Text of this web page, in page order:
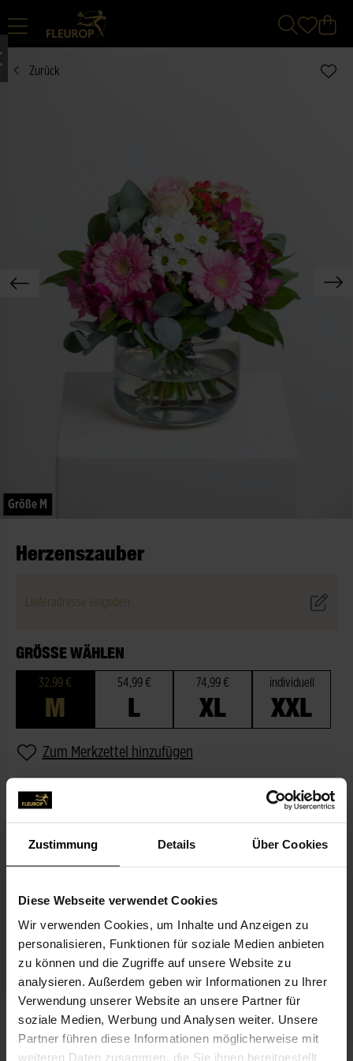
Zustimmung Details Über Cookies
Diese Webseite verwendet Cookies
Wir verwenden Cookies, um Inhalte und Anzeigen zu
personalisieren, Funktionen für soziale Medien anbieten
zu können und die Zugriffe auf unsere Website zu
analysieren. Außerdem geben wir Informationen zu Ihrer
Verwendung unserer Website an unsere Partner für
soziale Medien, Werbung und Analysen weiter. Unsere
Partner führen diese Informationen möglicherweise mit
weiteren Daten zusammen, die Sie ihnen bereitgestellt
Zurück
Größe M
Herzenszauber
Lieferadresse eingeben
GRÖSSE WÄHLEN
32,99 €
M
54,99 €
L
74,99 €
XL
individuell
XXL
Zum Merkzettel hinzufügen
BESCHREIBUNG
PASSEND ZUM BLUMENGRUSS
Alles Liebe
3,99 €